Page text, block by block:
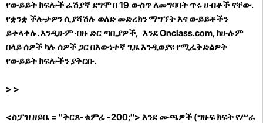
የውይይት ክፍሎች ራሽያኛ ደግሞ በ 19 ውስጥ ለመግባባት ጥሩ ሀብቶች ናቸው.
የቋንቋ ችሎታዎን ሲያሻሽሉ ወለድ መድረክን ማግኘት እና ውይይቶችን
ይቀላቀሉ. እንዲሁም ብዙ ድር ጣቢያዎች, እንደ Onclass.com, ከሁሉም
በላይ ሰዎች ካሉ ሰዎች ጋር በእውነተኛ ጊዜ እንዲወያዩ የሚፈቅድልዎት
የውይይት ክፍሎችን ያቅርቡ.
> >
<ስፓዝ ዘይቤ = "ቅርጸ-ቁምፊ -200;"> እንደ ሙጫዎች (ግዙፍ ክፍት የሥራ